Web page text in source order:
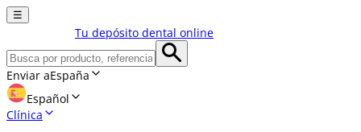
☰
Tu depósito dental online
Enviar aEspaña
Español
Clínica